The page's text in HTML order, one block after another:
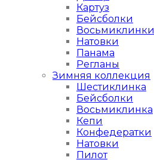
Картуз
Бейсболки
Восьмиклинки
Натовки
Панама
Регланы
Зимняя коллекция
Шестиклинка
Бейсболки
Восьмиклинка
Кепи
Конфедератки
Натовки
Пилот